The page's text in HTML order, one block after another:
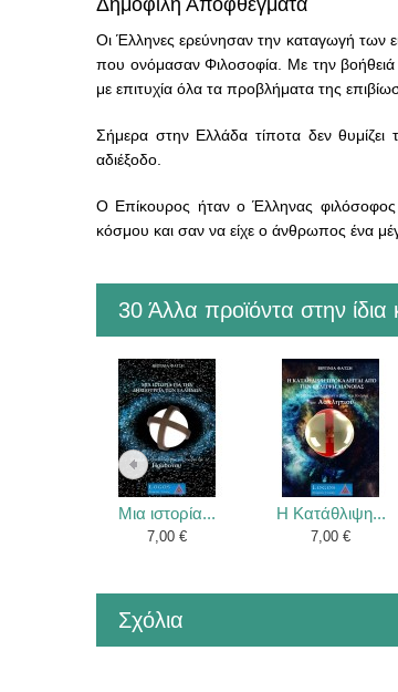
Δημοφιλή Αποφθέγματα
Οι Έλληνες ερεύνησαν την καταγωγή των
που ονόμασαν Φιλοσοφία. Με την βοήθειά
με επιτυχία όλα τα προβλήματα της
Σήμερα στην Ελλάδα τίποτα δεν θυμίζει
αδιέξοδο.
Ο Επίκουρος ήταν ο Έλληνας
κόσμου και σαν να είχε ο άνθρωπος ένα
30 Άλλα προϊόντα στην ίδια
Μια ιστορία...
7,00 €
Η Κατάθλιψη...
7,00 €
Σχόλια